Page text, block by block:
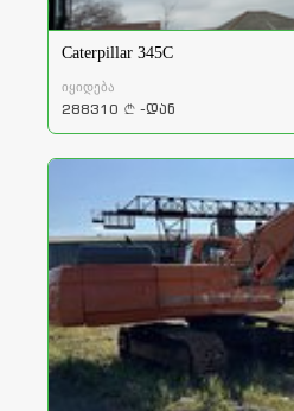
Caterpillar 345C
იყიდება
288310 a -დან